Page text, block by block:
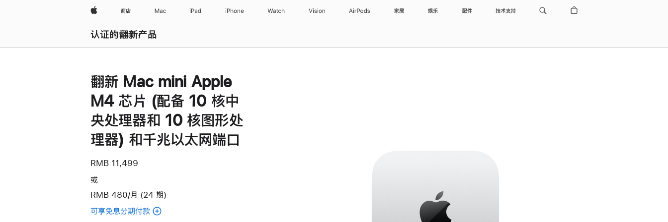
Apple 商店 Mac iPad iPhone Watch Vision AirPods 家居 娱乐 配件 技术支持
认证的翻新产品
浏览全部
翻新 Mac mini Apple
M4 芯片 (配备 10 核中
央处理器和 10 核图形处
理器) 和千兆以太网端口
RMB 11,499
或
RMB 480/月 (24 期)
可享免息分期付款 (翻